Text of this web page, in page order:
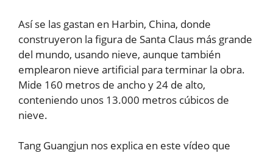
Así se las gastan en Harbin, China, donde
construyeron la figura de Santa Claus más grande
del mundo, usando nieve, aunque también
emplearon nieve artificial para terminar la obra.
Mide 160 metros de ancho y 24 de alto,
conteniendo unos 13.000 metros cúbicos de
nieve.
Tang Guangjun nos explica en este vídeo que